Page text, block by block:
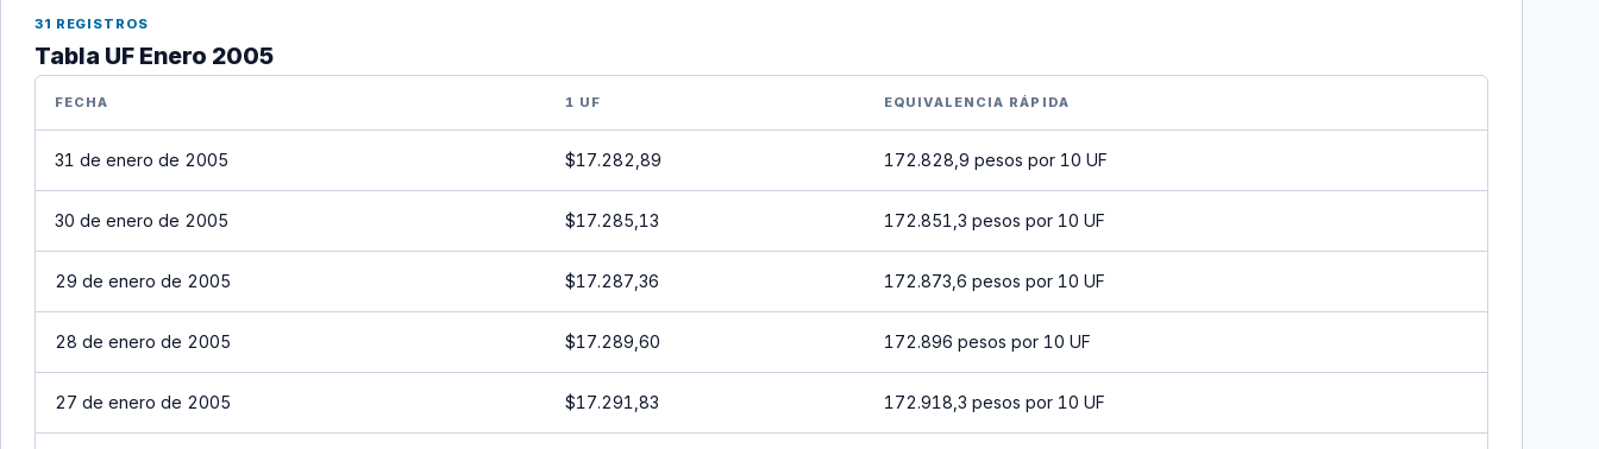
31 REGISTROS
Tabla UF Enero 2005
FECHA 1 UF EQUIVALENCIA RÁPIDA
31 de enero de 2005 $17.282,89 172.828,9 pesos por 10 UF
30 de enero de 2005 $17.285,13 172.851,3 pesos por 10 UF
29 de enero de 2005 $17.287,36 172.873,6 pesos por 10 UF
28 de enero de 2005 $17.289,60 172.896 pesos por 10 UF
27 de enero de 2005 $17.291,83 172.918,3 pesos por 10 UF